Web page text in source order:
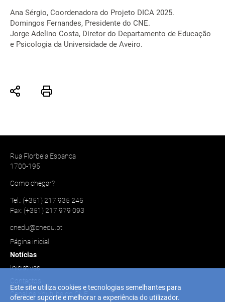
Ana Sérgio, Coordenadora do Projeto DICA 2025.
Domingos Fernandes, Presidente do CNE.
Jorge Adelino Costa, Diretor do Departamento de Educação
e Psicologia da Universidade de Aveiro.
Rua Florbela Espanca
1700-195
Como chegar?
Tel.: (+351) 217 935 245
Fax: (+351) 217 979 093
cnedu@cnedu.pt
Página inicial
Notícias
Iniciativas
Contactos
Canal de Youtube do CNE
Este site utiliza cookies e tecnologias semelhantes para
oferecer suporte e melhorar a experiência do utilizador.